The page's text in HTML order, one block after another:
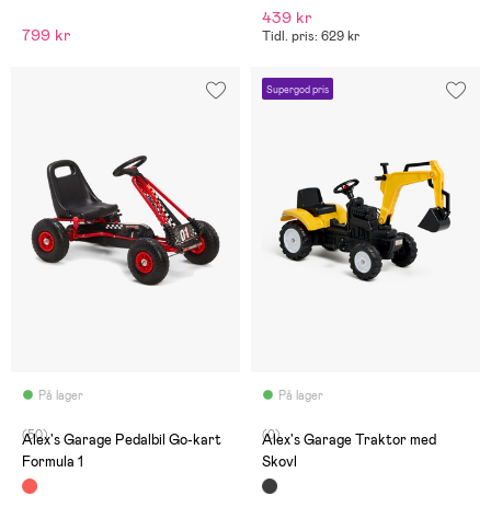
799 kr
439 kr
Tidl. pris: 629 kr
På lager
(50)
Alex's Garage Pedalbil Go-kart
Formula 1
Supergod pris
På lager
(0)
Alex's Garage Traktor med
Skovl